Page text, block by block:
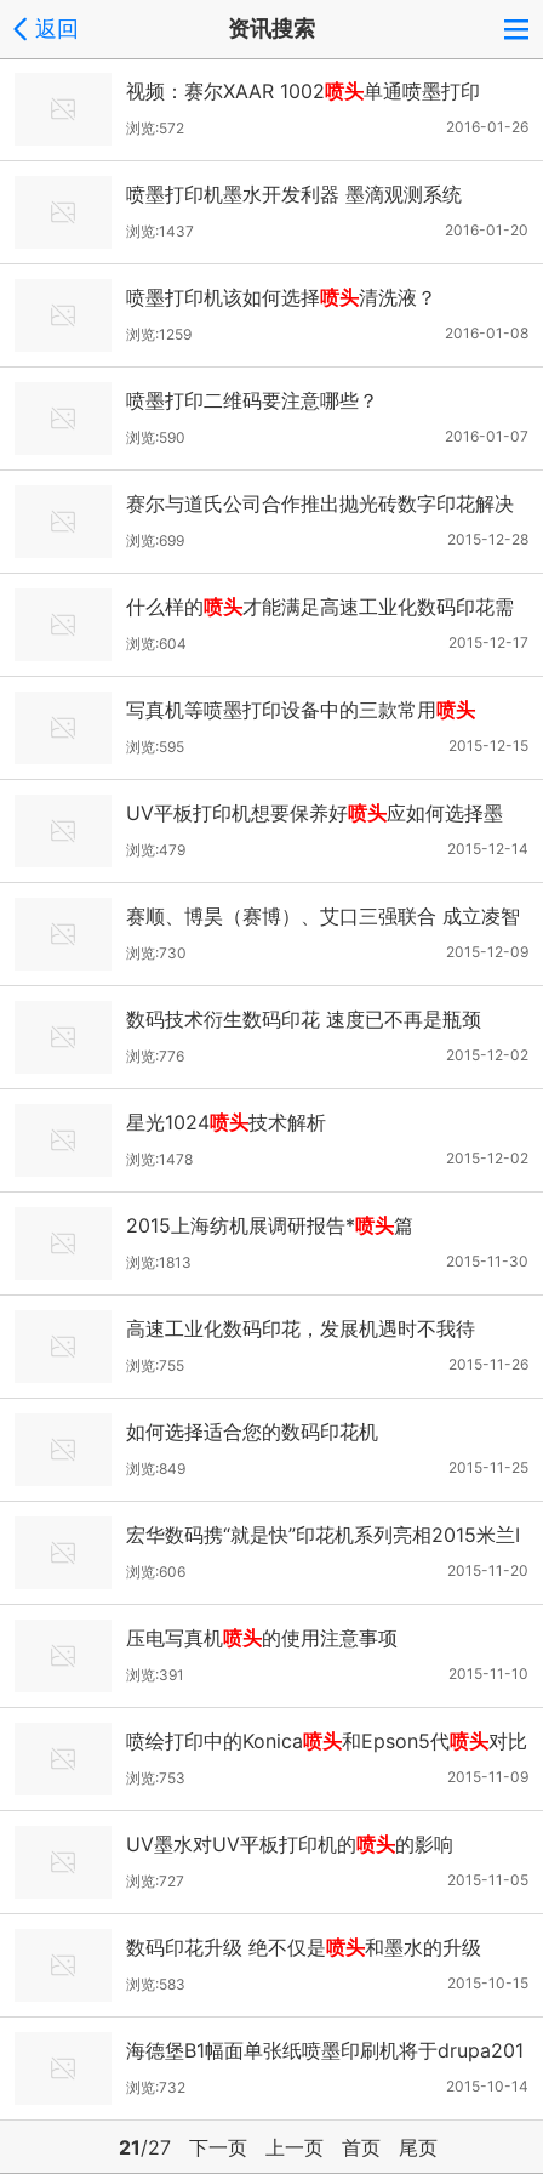
返回 资讯搜索
视频：赛尔XAAR 1002喷头单通喷墨打印
2016-01-26
浏览:572
喷墨打印机墨水开发利器 墨滴观测系统
2016-01-20
浏览:1437
喷墨打印机该如何选择喷头清洗液？
2016-01-08
浏览:1259
喷墨打印二维码要注意哪些？
2016-01-07
浏览:590
赛尔与道氏公司合作推出抛光砖数字印花解决
方案
2015-12-28
浏览:699
什么样的喷头才能满足高速工业化数码印花需
求？
2015-12-17
浏览:604
写真机等喷墨打印设备中的三款常用喷头
2015-12-15
浏览:595
UV平板打印机想要保养好喷头应如何选择墨
水?
2015-12-14
浏览:479
赛顺、博昊（赛博）、艾口三强联合 成立凌智
数码
2015-12-09
浏览:730
数码技术衍生数码印花 速度已不再是瓶颈
2015-12-02
浏览:776
星光1024喷头技术解析
2015-12-02
浏览:1478
2015上海纺机展调研报告*喷头篇
2015-11-30
浏览:1813
高速工业化数码印花，发展机遇时不我待
2015-11-26
浏览:755
如何选择适合您的数码印花机
2015-11-25
浏览:849
宏华数码携“就是快”印花机系列亮相2015米兰I
TMA展
2015-11-20
浏览:606
压电写真机喷头的使用注意事项
2015-11-10
浏览:391
喷绘打印中的Konica喷头和Epson5代喷头对比
2015-11-09
浏览:753
UV墨水对UV平板打印机的喷头的影响
2015-11-05
浏览:727
数码印花升级 绝不仅是喷头和墨水的升级
2015-10-15
浏览:583
海德堡B1幅面单张纸喷墨印刷机将于drupa201
6展出
2015-10-14
浏览:732
21/27 下一页 上一页 首页 尾页